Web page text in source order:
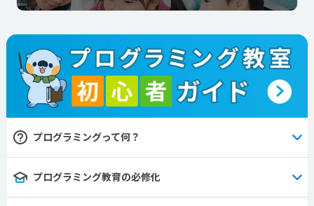
プログラミングって何？
プログラミング教育の必修化